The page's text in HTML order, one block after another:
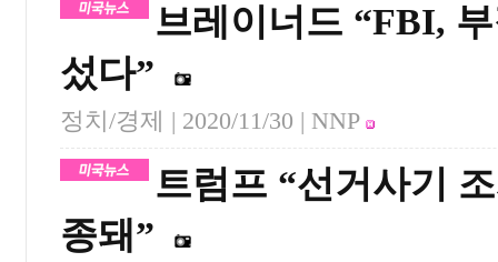
브레이너드 “FBI,
섰다”
정치/경제 | 2020/11/30 | NNP
트럼프 “선거사기
종돼”